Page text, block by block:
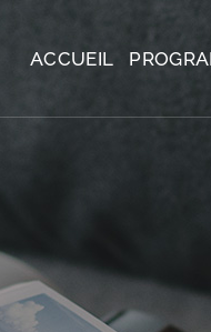
ACCUEIL